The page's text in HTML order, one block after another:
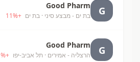
G
Good Pharm
בת ים - מבצע סיני · בת ים +
11%
G
Good Pharm
הרצליה - אמירים · תל אביב-יפו +
%